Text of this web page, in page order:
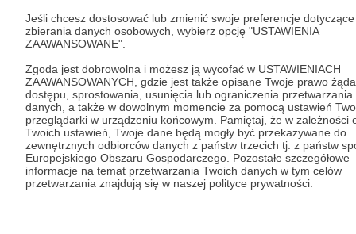
Jeśli chcesz dostosować lub zmienić swoje preferencje dotyczące
zbierania danych osobowych, wybierz opcję "USTAWIENIA
ZAAWANSOWANE".
Zgoda jest dobrowolna i możesz ją wycofać w USTAWIENIACH
ZAAWANSOWANYCH, gdzie jest także opisane Twoje prawo
dostępu, sprostowania, usunięcia lub ograniczenia przetwarzania
danych, a także w dowolnym momencie za pomocą ustawień
przeglądarki w urządzeniu końcowym. Pamiętaj, że w zależności
Twoich ustawień, Twoje dane będą mogły być przekazywane do
zewnętrznych odbiorców danych z państw trzecich tj. z państw
Europejskiego Obszaru Gospodarczego. Pozostałe szczegółowe
informacje na temat przetwarzania Twoich danych w tym celów
przetwarzania znajdują się w naszej polityce prywatności.
Kategorie
O Patronite
Pomoc
RegulaminPolityka prywatnościPatronite Commons
Warunki korzystania z serwisu